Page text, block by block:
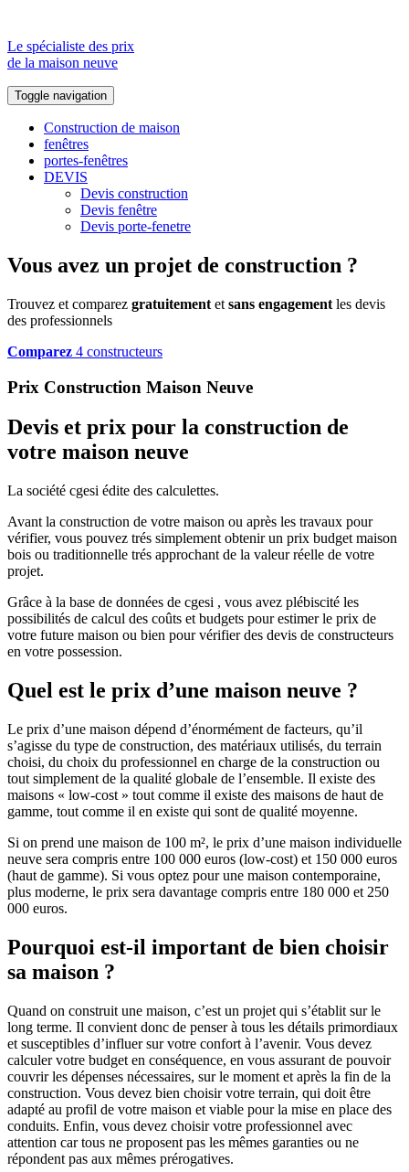
Le spécialiste des prix
de la maison neuve
Toggle navigation
Construction de maison
fenêtres
portes-fenêtres
DEVIS
Devis construction
Devis fenêtre
Devis porte-fenetre
Vous avez un projet de construction ?
Trouvez et comparez gratuitement et sans engagement les devis
des professionnels
Comparez 4 constructeurs
Prix Construction Maison Neuve
Devis et prix pour la construction de
votre maison neuve
La société cgesi édite des calculettes.
Avant la construction de votre maison ou après les travaux pour
vérifier, vous pouvez trés simplement obtenir un prix budget maison
bois ou traditionnelle trés approchant de la valeur réelle de votre
projet.
Grâce à la base de données de cgesi , vous avez plébiscité les
possibilités de calcul des coûts et budgets pour estimer le prix de
votre future maison ou bien pour vérifier des devis de constructeurs
en votre possession.
Quel est le prix d’une maison neuve ?
Le prix d’une maison dépend d’énormément de facteurs, qu’il
s’agisse du type de construction, des matériaux utilisés, du terrain
choisi, du choix du professionnel en charge de la construction ou
tout simplement de la qualité globale de l’ensemble. Il existe des
maisons « low-cost » tout comme il existe des maisons de haut de
gamme, tout comme il en existe qui sont de qualité moyenne.
Si on prend une maison de 100 m², le prix d’une maison individuelle
neuve sera compris entre 100 000 euros (low-cost) et 150 000 euros
(haut de gamme). Si vous optez pour une maison contemporaine,
plus moderne, le prix sera davantage compris entre 180 000 et 250
000 euros.
Pourquoi est-il important de bien choisir
sa maison ?
Quand on construit une maison, c’est un projet qui s’établit sur le
long terme. Il convient donc de penser à tous les détails primordiaux
et susceptibles d’influer sur votre confort à l’avenir. Vous devez
calculer votre budget en conséquence, en vous assurant de pouvoir
couvrir les dépenses nécessaires, sur le moment et après la fin de la
construction. Vous devez bien choisir votre terrain, qui doit être
adapté au profil de votre maison et viable pour la mise en place des
conduits. Enfin, vous devez choisir votre professionnel avec
attention car tous ne proposent pas les mêmes garanties ou ne
répondent pas aux mêmes prérogatives.